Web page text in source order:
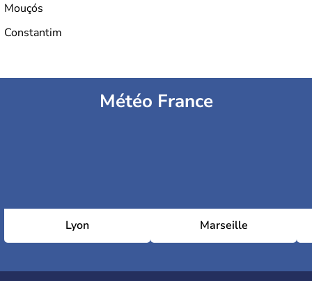
Mouçós
Constantim
Météo France
Lyon Marseille